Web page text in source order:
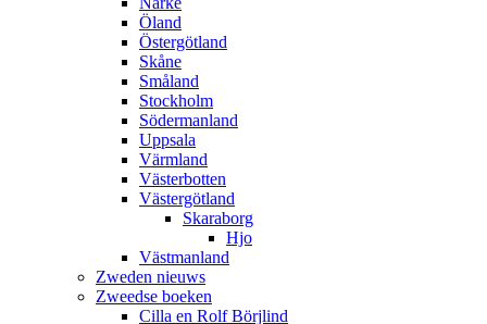
Öland
Östergötland
Skåne
Småland
Stockholm
Södermanland
Uppsala
Värmland
Västerbotten
Västergötland
Skaraborg
Hjo
Västmanland
Zweden nieuws
Zweedse boeken
Cilla en Rolf Börjlind